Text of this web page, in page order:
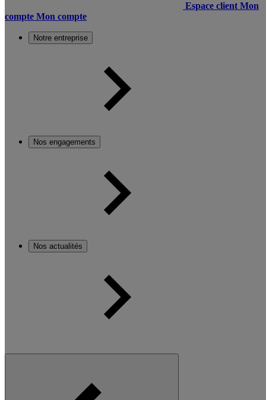
Espace client Mon
compte Mon compte
Notre entreprise
Nos engagements
Nos actualités